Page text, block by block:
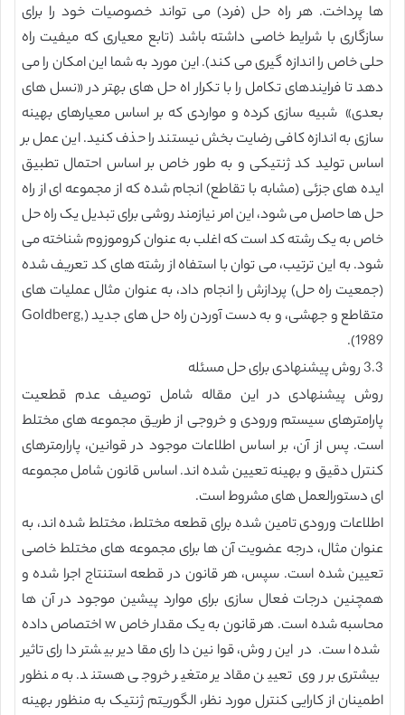
ها پرداخت. هر راه حل (فرد) می تواند خصوصیات خود را برای
سازگاری با شرایط خاصی داشته باشد (تابع معیاری که میفیت راه
حلی خاص را اندازه گیری می کند). این مورد به شما این امکان را می
دهد تا فرایندهای تکامل را با تکرار اه حل های بهتر در «نسل های
بعدی» شبیه سازی کرده و مواردی که بر اساس معیارهای بهینه
سازی به اندازه کافی رضایت بخش نیستند را حذف کنید. این عمل بر
اساس تولید کد ژنتیکی و به طور خاص بر اساس احتمال تطبیق
ایده های جزئی (مشابه با تقاطع) انجام شده که از مجموعه ای از راه
حل ها حاصل می شود، این امر نیازمند روشی برای تبدیل یک راه حل
خاص به یک رشته کد است که اغلب به عنوان کروموزوم شناخته می
شود. به این ترتیب، می توان با استفاه از رشته های کد تعریف شده
(جمعیت راه حل) پردازش را انجام داد، به عنوان مثال عملیات های
متقاطع و جهشی، و به دست آوردن راه حل های جدید (Goldberg,
1989).
3.3 روش پیشنهادی برای حل مسئله
روش پیشنهادی در این مقاله شامل توصیف عدم قطعیت
پارامترهای سیستم ورودی و خروجی از طریق مجموعه های مختلط
است. پس از آن، بر اساس اطلاعات موجود در قوانین، پارارمترهای
کنترل دقیق و بهینه تعیین شده اند. اساس قانون شامل مجموعه
ای دستورالعمل های مشروط است.
اطلاعات ورودی تامین شده برای قطعه مختلط، مختلط شده اند، به
عنوان مثال، درجه عضویت آن ها برای مجموعه های مختلط خاصی
تعیین شده است. سپس، هر قانون در قطعه استنتاج اجرا شده و
همچنین درجات فعال سازی برای موارد پیشین موجود در آن ها
محاسبه شده است. هر قانون به یک مقدار خاص w اختصاص داده
شده است. در این روش، قوانین دارای مقادیر بیشتر دارای تاثیر
بیشتری بر روی تعیین مقادیر متغیر خروجی هستند. به منظور
اطمینان از کارایی کنترل مورد نظر، الگوریتم ژنتیک به منظور بهینه